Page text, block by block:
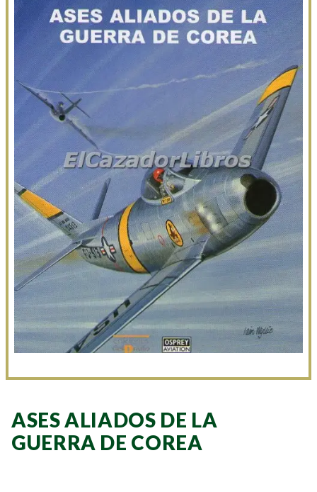
ASES ALIADOS DE LA
GUERRA DE COREA